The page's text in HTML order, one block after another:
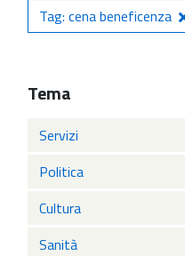
Tag: cena beneficenza
Tema
Servizi
Politica
Cultura
Sanità